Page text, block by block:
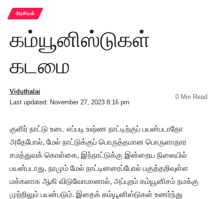
அரசியல்
கம்யூனிஸ்டுகள்
கடமை
Last updated: November 27, 2023 8:16 pm
Viduthalai
0 Min Read
குளிர் நாட்டு உடை எப்படி உஷ்ண நாட்டிற்குப் பயன்படாதோ
அதேபோல், மேல் நாட்டுக்குப் பொருத்தமான பொருளாதார
சமத்துவக் கொள்கை, இந்நாட்டுக்கு இன்றைய நிலையில்
பயன்படாது. நாமும் மேல் நாட்டினரைப்போல் பகுத்தறிவுள்ள
மக்களாக ஆகி விடுவோமானால், அப்புறம் கம்யூனிசம் நமக்கு
முற்றிலும் பயன்படும். இதைக் கம்யூனிஸ்டுகள் உணர்ந்து